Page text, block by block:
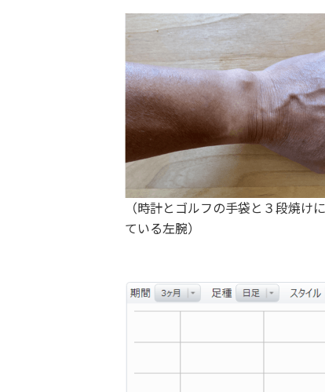
（時計とゴルフの手袋と３段焼け
ている左腕）